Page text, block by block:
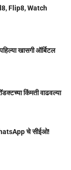
Flip8, Watch
खासगी ऑर्बिटल
किंमती वाढवल्या
चे सीईओ!